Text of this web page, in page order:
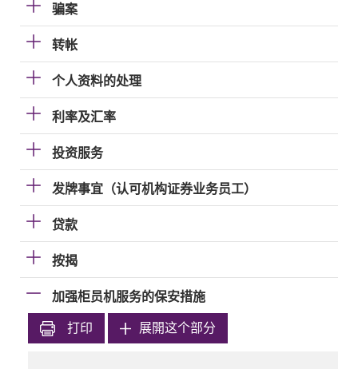
骗案
转帐
个人资料的处理
利率及汇率
投资服务
发牌事宜（认可机构证券业务员工）
贷款
按揭
加强柜员机服务的保安措施
打印 展開这个部分